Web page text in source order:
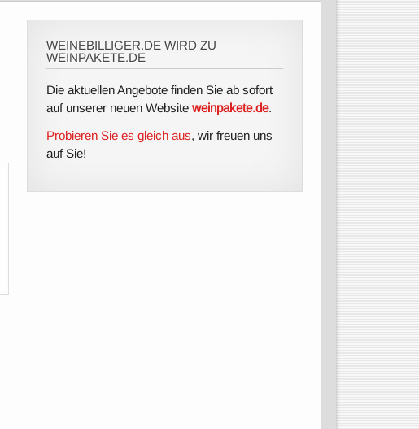
WEINEBILLIGER.DE WIRD ZU
WEINPAKETE.DE
Die aktuellen Angebote finden Sie ab sofort
auf unserer neuen Websiteweinpakete.de.
Probieren Sie es gleich aus, wir freuen uns
auf Sie!